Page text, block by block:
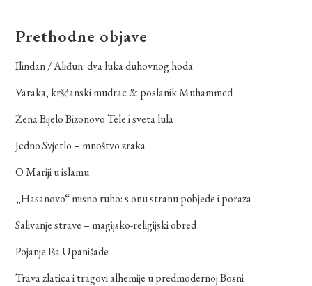
Prethodne objave
Ilindan / Aliđun: dva luka duhovnog hoda
Varaka, kršćanski mudrac & poslanik Muhammed
Žena Bijelo Bizonovo Tele i sveta lula
Jedno Svjetlo – mnoštvo zraka
O Mariji u islamu
„Hasanovo“ misno ruho: s onu stranu pobjede i poraza
Salivanje strave – magijsko-religijski obred
Pojanje Iša Upanišade
Trava zlatica i tragovi alhemije u predmodernoj Bosni